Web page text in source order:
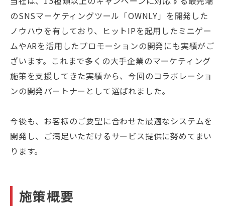
のSNSマーケティングツール「OWNLY」を開発した
ノウハウを有しており、ヒットIPを起用したミニゲー
ムやARを活用したプロモーションの開発にも実績がご
ざいます。これまで多くの大手企業のマーケティング
施策を支援してきた実績から、今回のコラボレーショ
ンの開発パートナーとして選ばれました。
今後も、お客様のご要望に合わせた最適なシステムを
開発し、ご満足いただけるサービス提供に努めてまい
ります。
施策概要